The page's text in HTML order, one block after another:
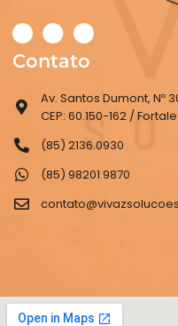
Contato
Av. Santos Dumont, Nº
CEP: 60.150-162 /
(85) 2136.0930
(85) 98201.9870